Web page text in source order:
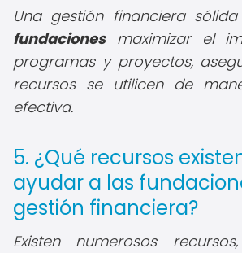
Una gestión financiera
fundacionesmaximizar el
programas y proyectos,
recursos se utilicen de
efectiva.
5. ¿Qué recursos
ayudar a las
gestión financiera?
Existen numerosos